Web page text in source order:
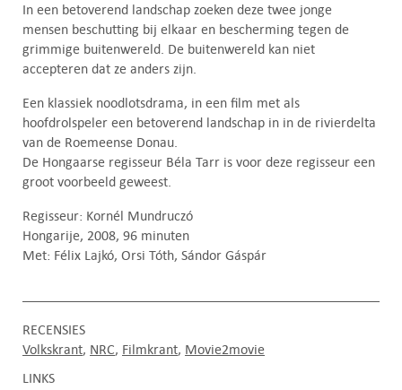
In een betoverend landschap zoeken deze twee jonge
mensen beschutting bij elkaar en bescherming tegen de
grimmige buitenwereld. De buitenwereld kan niet
accepteren dat ze anders zijn.
Een klassiek noodlotsdrama, in een film met als
hoofdrolspeler een betoverend landschap in in de rivierdelta
van de Roemeense Donau.
De Hongaarse regisseur Béla Tarr is voor deze regisseur een
groot voorbeeld geweest.
Regisseur: Kornél Mundruczó
Hongarije, 2008, 96 minuten
Met: Félix Lajkó, Orsi Tóth, Sándor Gáspár
RECENSIES
Volkskrant NRC Filmkrant Movie2movie
LINKS